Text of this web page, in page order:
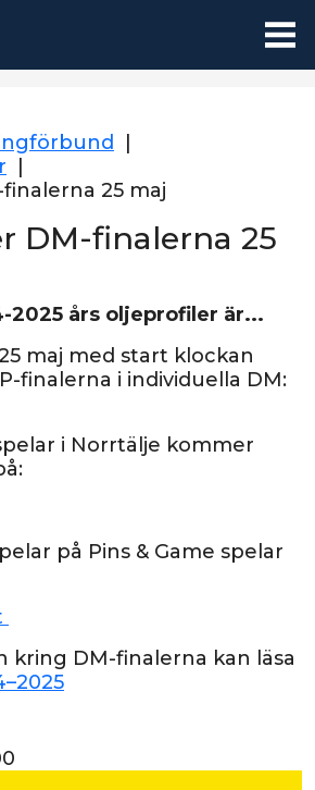
25 maj
DM-finalerna 25
2025 års oljeprofiler är...
maj med start klockan
finalerna i individuella DM:
i Norrtälje kommer
på Pins & Game spelar
kring DM-finalerna kan läsa